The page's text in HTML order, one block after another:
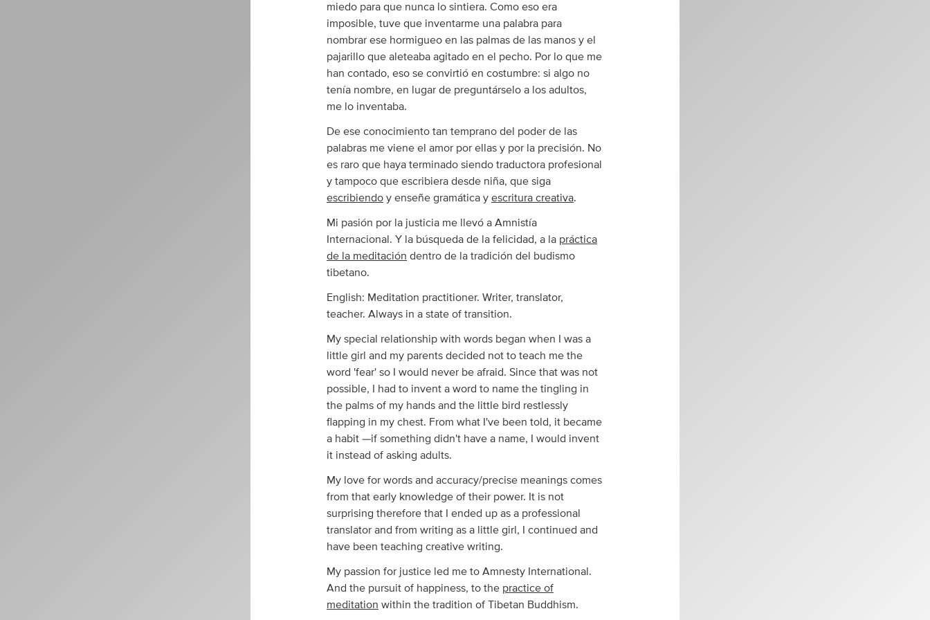
miedo para que nunca lo sintiera. Como eso era
imposible, tuve que inventarme una palabra para
nombrar ese hormigueo en las palmas de las manos y el
pajarillo que aleteaba agitado en el pecho. Por lo que me
han contado, eso se convirtió en costumbre: si algo no
tenía nombre, en lugar de preguntárselo a los adultos,
me lo inventaba.
De ese conocimiento tan temprano del poder de las
palabras me viene el amor por ellas y por la precisión. No
es raro que haya terminado siendo traductora profesional
y tampoco que escribiera desde niña, que siga
escribiendo y enseñe gramática y escritura creativa.
Mi pasión por la justicia me llevó a Amnistía
Internacional. Y la búsqueda de la felicidad, a la práctica
de la meditación dentro de la tradición del budismo
tibetano.
English: Meditation practitioner. Writer, translator,
teacher. Always in a state of transition.
My special relationship with words began when I was a
little girl and my parents decided not to teach me the
word 'fear' so I would never be afraid. Since that was not
possible, I had to invent a word to name the tingling in
the palms of my hands and the little bird restlessly
flapping in my chest. From what I've been told, it became
a habit —if something didn't have a name, I would invent
it instead of asking adults.
My love for words and accuracy/precise meanings comes
from that early knowledge of their power. It is not
surprising therefore that I ended up as a professional
translator and from writing as a little girl, I continued and
have been teaching creative writing.
My passion for justice led me to Amnesty International.
And the pursuit of happiness, to the practice of
meditation within the tradition of Tibetan Buddhism.